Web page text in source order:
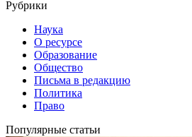
Рубрики
Наука
О ресурсе
Образование
Общество
Письма в редакцию
Политика
Право
Популярные статьи